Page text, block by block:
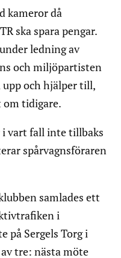
kameror då
ska spara pengar.
ledning av
och miljöpartisten
upp och hjälper till,
tidigare.
i vart fall inte tillbaks
spårvagnsföraren
samlades ett
i
på Sergels Torg i
tre: nästa möte